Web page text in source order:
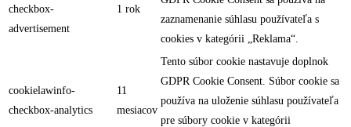
checkbox-
advertisement
1 rok
zaznamenanie súhlasu používateľa s
cookies v kategórii „Reklama“.
cookielawinfo-
checkbox-analytics
11
mesiacov
Tento súbor cookie nastavuje doplnok
GDPR Cookie Consent. Súbor cookie sa
používa na uloženie súhlasu používateľa
pre súbory cookie v kategórii